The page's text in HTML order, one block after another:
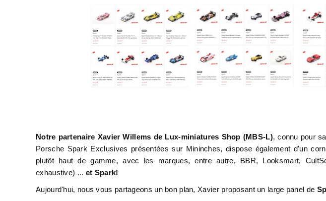
Notre partenaire Xavier Willems de Lux-miniatures Shop (MBS-L), connu pour
Porsche Spark Exclusives présentées sur Mininches, dispose également d'un
plutôt haut de gamme, avec les marques, entre autre, BBR, Looksmart,
exhaustive) ... et Spark!
Aujourd'hui, nous vous partageons un bon plan, Xavier proposant un large panel de